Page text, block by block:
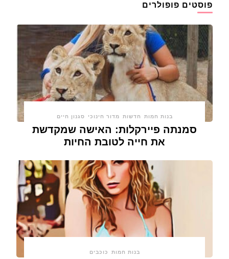
פוסטים פופולרים
בנות חמות חדשות מדור חינוכי סגנון חיים
סמנתה פיירקלות: האישה שמקדשת
את חייה לטובת החיות
בנות חמות כוכבים